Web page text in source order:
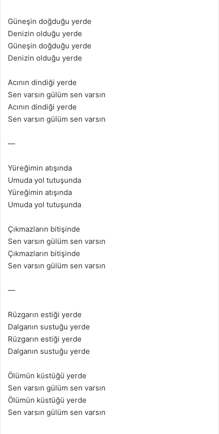
Güneşin doğduğu yerde
Denizin olduğu yerde
Güneşin doğduğu yerde
Denizin olduğu yerde
Acının dindiği yerde
Sen varsın gülüm sen varsın
Acının dindiği yerde
Sen varsın gülüm sen varsın
—
Yüreğimin atışında
Umuda yol tutuşunda
Yüreğimin atışında
Umuda yol tutuşunda
Çıkmazların bitişinde
Sen varsın gülüm sen varsın
Çıkmazların bitişinde
Sen varsın gülüm sen varsın
—
Rüzgarın estiği yerde
Dalganın sustuğu yerde
Rüzgarın estiği yerde
Dalganın sustuğu yerde
Ölümün küstüğü yerde
Sen varsın gülüm sen varsın
Ölümün küstüğü yerde
Sen varsın gülüm sen varsın